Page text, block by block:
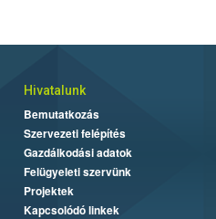
Hivatalunk
Bemutatkozás
Szervezeti felépítés
Gazdálkodási adatok
Felügyeleti szervünk
Projektek
Kapcsolódó linkek